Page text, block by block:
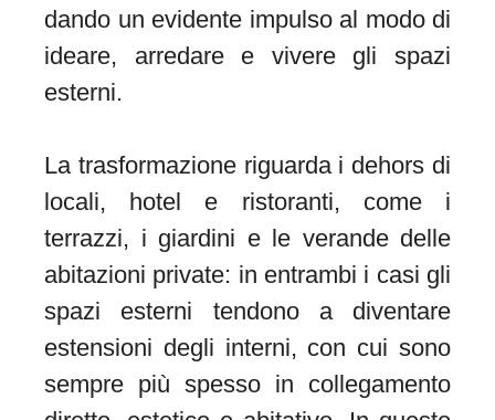
dando un evidente impulso al modo di
ideare, arredare e vivere gli spazi
esterni.
La trasformazione riguarda i dehors di
locali, hotel e ristoranti, come i
terrazzi, i giardini e le verande delle
abitazioni private: in entrambi i casi gli
spazi esterni tendono a diventare
estensioni degli interni, con cui sono
sempre più spesso in collegamento